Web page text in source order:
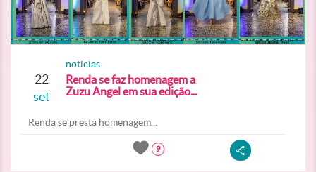
22
set
noticias
Renda se faz homenagem a
Zuzu Angel em sua edição...
Renda se presta homenagem...
9